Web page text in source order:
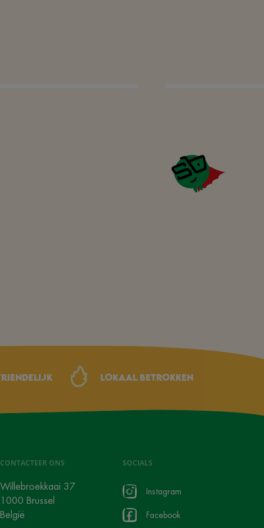
Lokaal betrokken
CONTACTEER ONS
Willebroekkaai 37
1000 Brussel
België
SOCIALS
Instagram
Facebook